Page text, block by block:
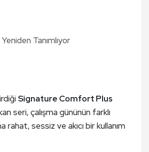
Signature Comfort Plus
seri, çalışma gününün farklı
sessiz ve akıcı bir kullanım